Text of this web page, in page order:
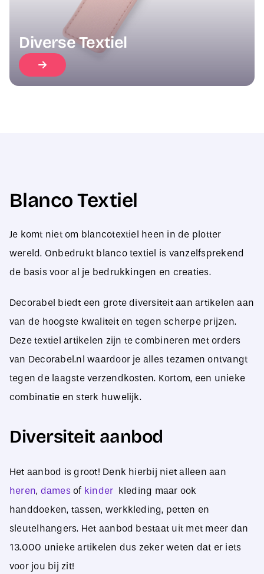
Diverse Textiel
Blanco Textiel
Je komt niet om blancotextiel heen in de plotter
wereld. Onbedrukt blanco textiel is vanzelfsprekend
de basis voor al je bedrukkingen en creaties.
Decorabel biedt een grote diversiteit aan artikelen aan
van de hoogste kwaliteit en tegen scherpe prijzen.
Deze textiel artikelen zijn te combineren met orders
van Decorabel.nl waardoor je alles tezamen ontvangt
tegen de laagste verzendkosten. Kortom, een unieke
combinatie en sterk huwelijk.
Diversiteit aanbod
Het aanbod is groot! Denk hierbij niet alleen aan
heren, dames of kinder kleding maar ook
handdoeken, tassen, werkkleding, petten en
sleutelhangers. Het aanbod bestaat uit met meer dan
13.000 unieke artikelen dus zeker weten dat er iets
voor jou bij zit!